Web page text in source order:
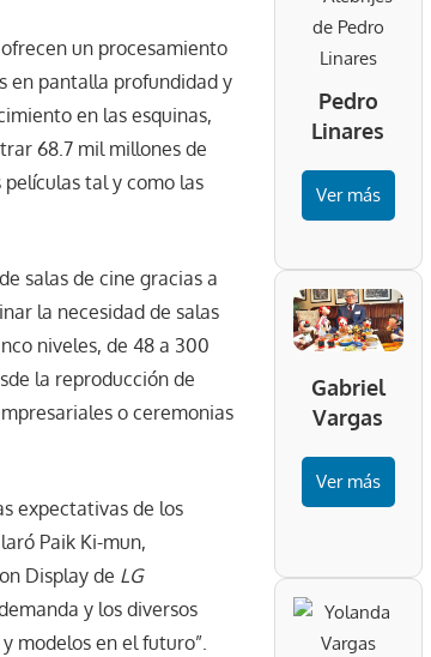
ofrecen un procesamiento
en pantalla profundidad y
en las esquinas,
68.7 mil millones de
tal y como las
salas de cine gracias a
la necesidad de salas
niveles, de 48 a 300
la reproducción de
o ceremonias
expectativas de los
Paik Ki-mun,
Display de LG
y los diversos
modelos en el futuro”.
Pedro
Linares
Ver más
Gabriel
Vargas
Ver más